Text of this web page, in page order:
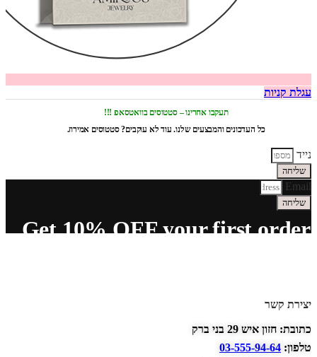
עגלת קניות
תעקבו אחרינו – סטטוסים בוואטסאפ !!!
כל העדכונים והמבצעים שלנו. עוד לא עוקבים? סטטוסים אמירוז.
נייד
שליחה
Email
שליחה
Get 10% OFF your first order
יצירת קשר
כתובת: חזון איש 29 בני ברק
טלפון: 03-555-94-64